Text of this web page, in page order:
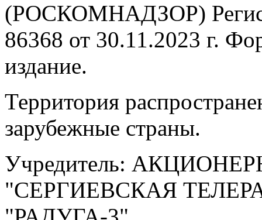
(РОСКОМНАДЗОР)
86368 от 30.11.2023 г.
издание.
Территория
зарубежные страны.
Учредитель:
"СЕРГИЕВСКАЯ